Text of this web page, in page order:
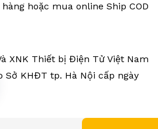
XNK Thiết bị Điện Tử Việt Nam
Sở KHĐT tp. Hà Nội cấp ngày
hoặc mua online Ship COD